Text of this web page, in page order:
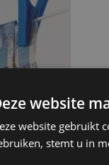
website
website gebruikt
stemt u in